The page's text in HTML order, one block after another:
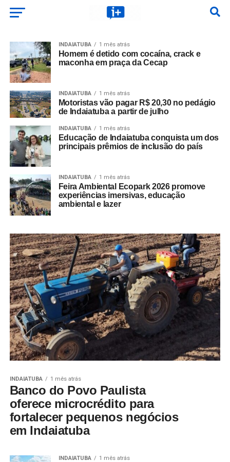
INDAIATUBA 1 mês atrás
Homem é detido com cocaína, crack e
maconha em praça da Cecap
INDAIATUBA 1 mês atrás
Motoristas vão pagar R$ 20,30 no pedágio
de Indaiatuba a partir de julho
INDAIATUBA 1 mês atrás
Educação de Indaiatuba conquista um dos
principais prêmios de inclusão do país
INDAIATUBA 1 mês atrás
Feira Ambiental Ecopark 2026 promove
experiências imersivas, educação
ambiental e lazer
INDAIATUBA 1 mês atrás
Banco do Povo Paulista
oferece microcrédito para
fortalecer pequenos negócios
em Indaiatuba
INDAIATUBA 1 mês atrás